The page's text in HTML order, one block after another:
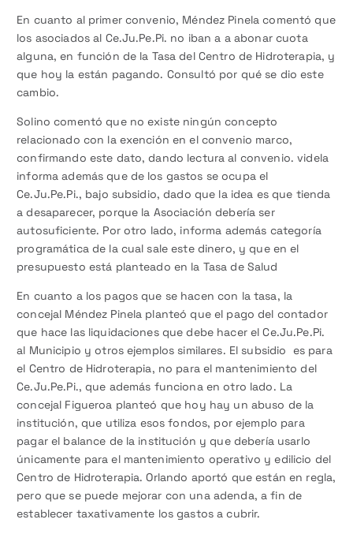
En cuanto al primer convenio, Méndez Pinela comentó que
los asociados al Ce.Ju.Pe.Pi. no iban a a abonar cuota
alguna, en función de la Tasa del Centro de Hidroterapia, y
que hoy la están pagando. Consultó por qué se dio este
cambio.
Solino comentó que no existe ningún concepto
relacionado con la exención en el convenio marco,
confirmando este dato, dando lectura al convenio. videla
informa además que de los gastos se ocupa el
Ce.Ju.Pe.Pi., bajo subsidio, dado que la idea es que tienda
a desaparecer, porque la Asociación debería ser
autosuficiente. Por otro lado, informa además categoría
programática de la cual sale este dinero, y que en el
presupuesto está planteado en la Tasa de Salud
En cuanto a los pagos que se hacen con la tasa, la
concejal Méndez Pinela planteó que el pago del contador
que hace las liquidaciones que debe hacer el Ce.Ju.Pe.Pi.
al Municipio y otros ejemplos similares. El subsidio es para
el Centro de Hidroterapia, no para el mantenimiento del
Ce.Ju.Pe.Pi., que además funciona en otro lado. La
concejal Figueroa planteó que hoy hay un abuso de la
institución, que utiliza esos fondos, por ejemplo para
pagar el balance de la institución y que debería usarlo
únicamente para el mantenimiento operativo y edilicio del
Centro de Hidroterapia. Orlando aportó que están en regla,
pero que se puede mejorar con una adenda, a fin de
establecer taxativamente los gastos a cubrir.